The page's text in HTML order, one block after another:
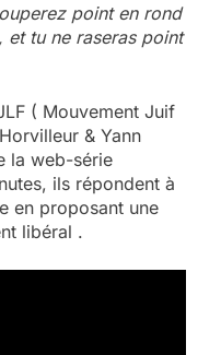
point en rond
et tu ne raseras point
( Mouvement Juif
& Yann
la web-série
ils répondent à
en proposant une
libéral .